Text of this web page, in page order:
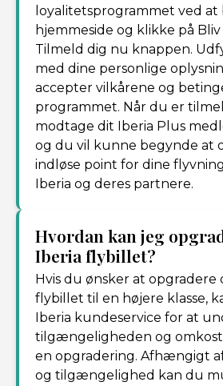
loyalitetsprogrammet ved at
hjemmeside og klikke på
Tilmeld dig nu knappen.
med dine personlige
accepter vilkårene og
programmet. Når du er
modtage dit Iberia Plus
og du vil kunne begynde at
indløse point for dine
Iberia og deres partnere.
Hvordan kan jeg
Iberia flybillet?
Hvis du ønsker at opgradere
flybillet til en højere klasse,
Iberia kundeservice for at
tilgængeligheden og
en opgradering. Afhængigt
og tilgængelighed kan du